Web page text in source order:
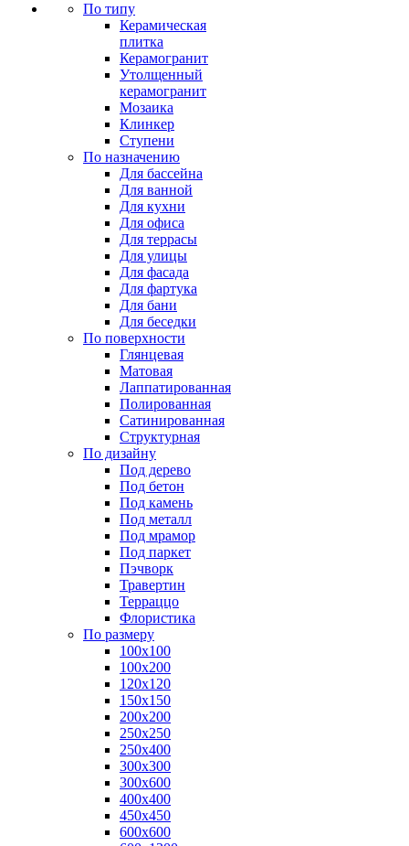
По типу
Керамическая
плитка
Керамогранит
Утолщенный
керамогранит
Мозаика
Клинкер
Ступени
По назначению
Для бассейна
Для ванной
Для кухни
Для офиса
Для террасы
Для улицы
Для фасада
Для фартука
Для бани
Для беседки
По поверхности
Глянцевая
Матовая
Лаппатированная
Полированная
Сатинированная
Структурная
По дизайну
Под дерево
Под бетон
Под камень
Под металл
Под мрамор
Под паркет
Пэчворк
Травертин
Терраццо
Флористика
По размеру
100х100
100х200
120х120
150х150
200х200
250х250
250х400
300х300
300х600
400х400
450х450
600х600